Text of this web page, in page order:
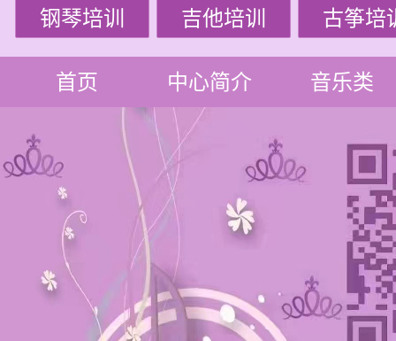
钢琴培训 吉他培训 古筝培
首页 中心简介 音乐类